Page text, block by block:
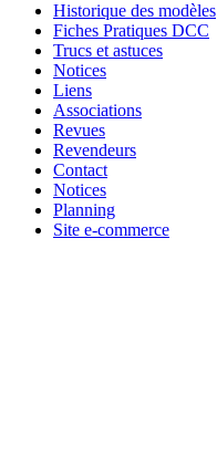
Historique des modèles
Fiches Pratiques DCC
Trucs et astuces
Notices
Liens
Associations
Revues
Revendeurs
Contact
Notices
Planning
Site e-commerce